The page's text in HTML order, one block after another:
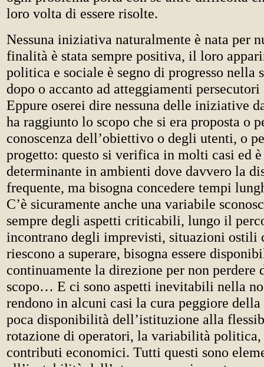
loro volta di essere risolte.
Nessuna iniziativa naturalmente è nata per
finalità è stata sempre positiva, il loro
politica e sociale è segno di progresso nella
dopo o accanto ad atteggiamenti persecutori
Eppure oserei dire nessuna delle iniziative
ha raggiunto lo scopo che si era proposta o
conoscenza dell’obiettivo o degli utenti, o
progetto: questo si verifica in molti casi ed
determinante in ambienti dove davvero la
frequente, ma bisogna concedere tempi
C’è sicuramente anche una variabile
sempre degli aspetti criticabili, lungo il
incontrano degli imprevisti, situazioni ostili
riescono a superare, bisogna essere
continuamente la direzione per non perdere
scopo… E ci sono aspetti inevitabili nella
rendono in alcuni casi la cura peggiore
poca disponibilità dell’istituzione alla
rotazione di operatori, la variabilità politica,
contributi economici. Tutti questi sono